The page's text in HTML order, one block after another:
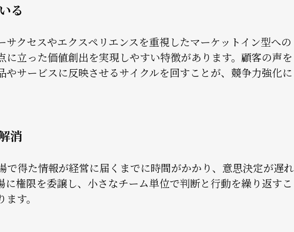
る
クセスやエクスペリエンスを重視したマーケットイン型への
立った価値創出を実現しやすい特徴があります。顧客の声を
サービスに反映させるサイクルを回すことが、競争力強化に
消
得た情報が経営に届くまでに時間がかかり、意思決定が遅れ
権限を委譲し、小さなチーム単位で判断と行動を繰り返すこ
す。